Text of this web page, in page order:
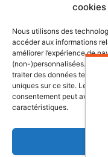
cookies
Nous utilisons des
accéder aux informations
améliorer l’expérience de
(non-)personnalisées.
traiter des données telles
uniques sur ce site. Le fait
consentement peut avoir
caractéristiques.